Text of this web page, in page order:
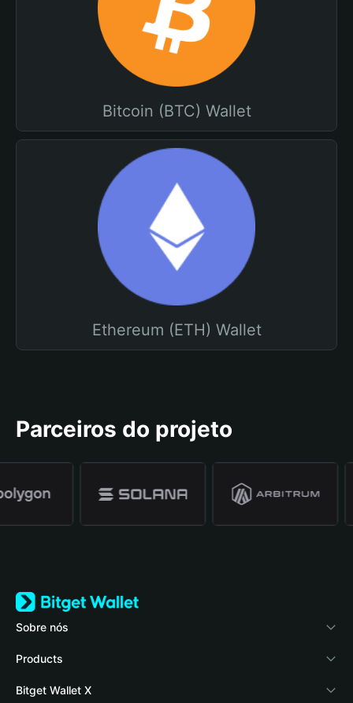
Bitcoin (BTC) Wallet
Ethereum (ETH) Wallet
Parceiros do projeto
Sobre nós
Bitget Wallet
Blog
Products
Crypto Card
Bitget Wallet X